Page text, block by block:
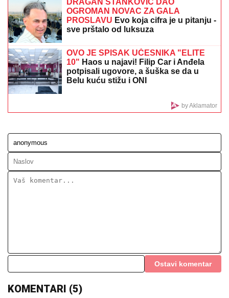
"ZOVU IH "BUVE" OVDE PO LJIGU"Komšije
progovorile o PORODICI Jovane Jeremić: "Brat joj je
otišao, jer se posvađao sa roditeljima"
Legendarni
vaterpolisti Vladimir Vujasinović i
od reprezentacije
državljanin u Borči: Sveštenik držao